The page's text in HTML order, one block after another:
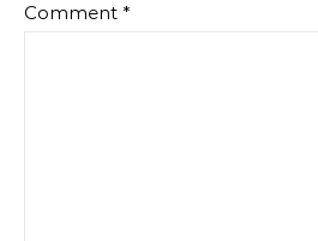
Comment *